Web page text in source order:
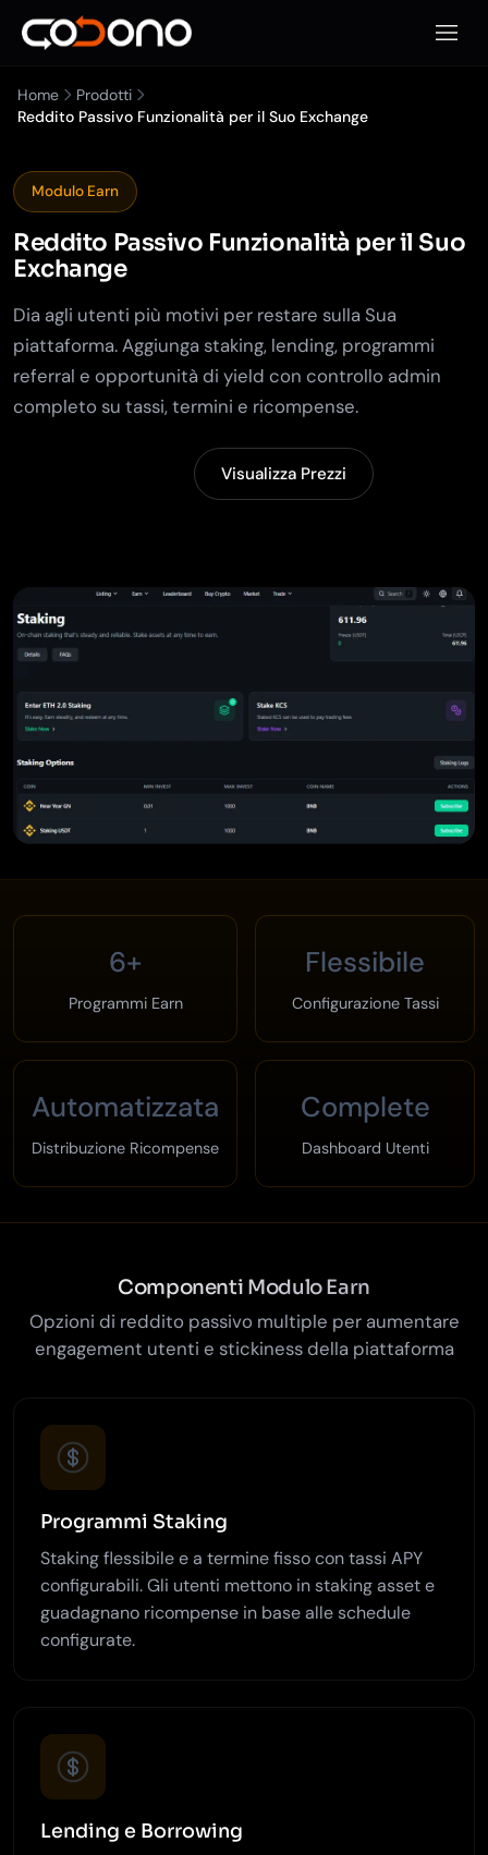
Apri
Home
Prodotti
Reddito Passivo Funzionalità per il Suo Exchange
Modulo Earn
Reddito Passivo Funzionalità per il Suo
Exchange
Dia agli utenti più motivi per restare sulla Sua
piattaforma. Aggiunga staking, lending, programmi
referral e opportunità di yield con controllo admin
completo su tassi, termini e ricompense.
Visualizza Prezzi
6+
Programmi Earn
Flessibile
Configurazione Tassi
Automatizzata
Distribuzione Ricompense
Complete
Dashboard Utenti
Componenti Modulo Earn
Opzioni di reddito passivo multiple per aumentare
engagement utenti e stickiness della piattaforma
Programmi Staking
Staking flessibile e a termine fisso con tassi APY
configurabili. Gli utenti mettono in staking asset e
guadagnano ricompense in base alle schedule
configurate.
Lending e Borrowing